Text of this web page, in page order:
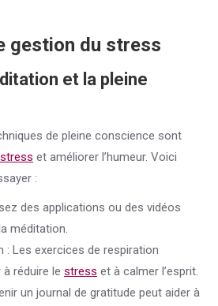
gestion du stress
et la pleine
de pleine conscience sont
stress et améliorer l’humeur. Voici
:
des applications ou des vidéos
méditation.
: Les exercices de respiration
réduire le stress et à calmer l’esprit.
un journal de gratitude peut aider à